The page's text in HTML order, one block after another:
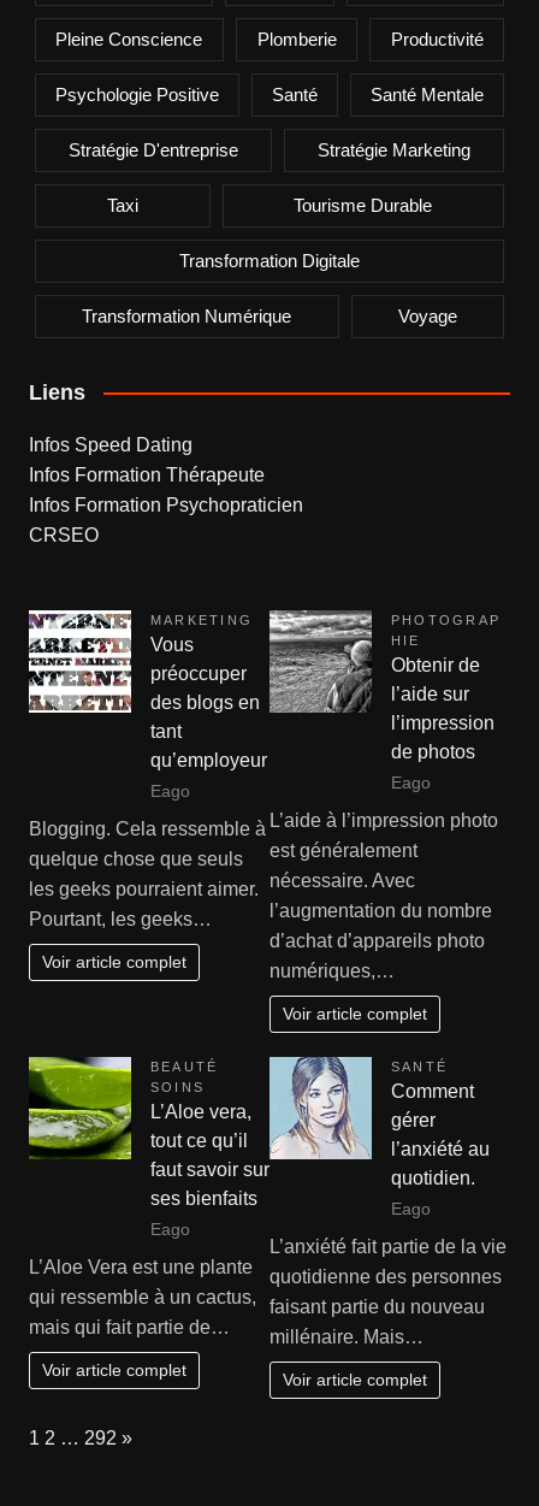
Pleine Conscience Plomberie Productivité
Psychologie Positive Santé Santé Mentale
Stratégie D'entreprise Stratégie Marketing
Taxi Tourisme Durable
Transformation Digitale
Transformation Numérique Voyage
Liens
Infos Speed Dating
Infos Formation Thérapeute
Infos Formation Psychopraticien
CRSEO
MARKETING
Vous
préoccuper
des blogs en
tant
qu’employeur
Eago
Blogging. Cela ressemble à
quelque chose que seuls
les geeks pourraient aimer.
Pourtant, les geeks…
Voir article complet
PHOTOGRAP
HIE
Obtenir de
l’aide sur
l’impression
de photos
Eago
L’aide à l’impression photo
est généralement
nécessaire. Avec
l’augmentation du nombre
d’achat d’appareils photo
numériques,…
Voir article complet
BEAUTÉ
SOINS
L’Aloe vera,
tout ce qu’il
faut savoir sur
ses bienfaits
Eago
L’Aloe Vera est une plante
qui ressemble à un cactus,
mais qui fait partie de…
Voir article complet
SANTÉ
Comment
gérer
l’anxiété au
quotidien.
Eago
L’anxiété fait partie de la vie
quotidienne des personnes
faisant partie du nouveau
millénaire. Mais…
Voir article complet
Page:
1 2 … 292 Next
»